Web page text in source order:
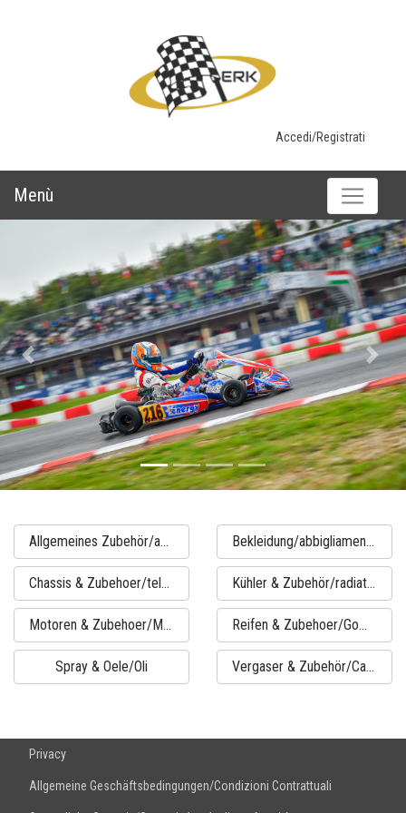
Accedi/Registrati
Menù
Allgemeines Zubehör/accessori generici Bekleidung/abbigliamento
Chassis & Zubehoer/telaio & accessori Kühler & Zubehör/radiatori & accessori
Motoren & Zubehoer/Motori & accessori Reifen & Zubehoer/Gomme & accessori
Spray & Oele/Oli Vergaser & Zubehör/Carburatore & accessori
Privacy
Allgemeine Geschäftsbedingungen/Condizioni Contrattuali